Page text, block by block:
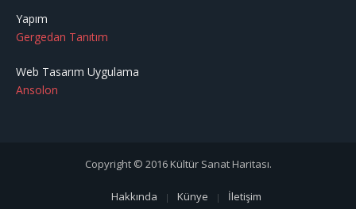
Yapım
Gergedan Tanıtım
Web Tasarım Uygulama
Ansolon
Copyright © 2016 Kültür Sanat Haritası.
Hakkında Künye İletişim